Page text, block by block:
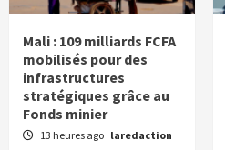
Mali : 109 milliards FCFA
mobilisés pour des
infrastructures
stratégiques grâce au
Fonds minier
13 heures ago laredaction